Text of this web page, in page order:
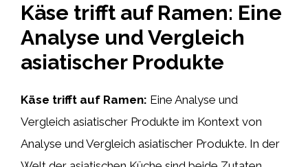
Käse trifft auf Ramen: Eine
Analyse und Vergleich
asiatischer Produkte
Käse trifft auf Ramen: Eine Analyse und
Vergleich asiatischer Produkte im Kontext von
Analyse und Vergleich asiatischer Produkte. In der